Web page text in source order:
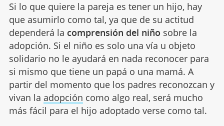
Si lo que quiere la pareja es tener un hijo, hay
que asumirlo como tal, ya que de su actitud
dependerá la comprensión del niño sobre la
adopción. Si el niño es solo una vía u objeto
solidario no le ayudará en nada reconocer para
si mismo que tiene un papá o una mamá. A
partir del momento que los padres reconozcan y
vivan la adopción como algo real, será mucho
más fácil para el hijo adoptado verse como tal.